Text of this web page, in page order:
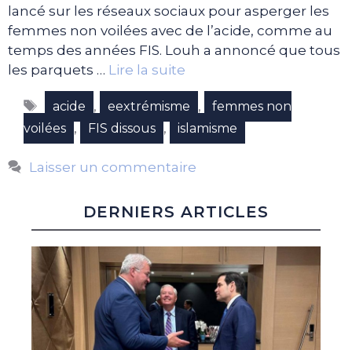
lancé sur les réseaux sociaux pour asperger les
femmes non voilées avec de l’acide, comme au
temps des années FIS. Louh a annoncé que tous
les parquets … Lire la suite
Étiquettes
acide , eextrémisme ,
femmes non
voilées , FIS dissous , islamisme
Laisser un commentaire
DERNIERS ARTICLES